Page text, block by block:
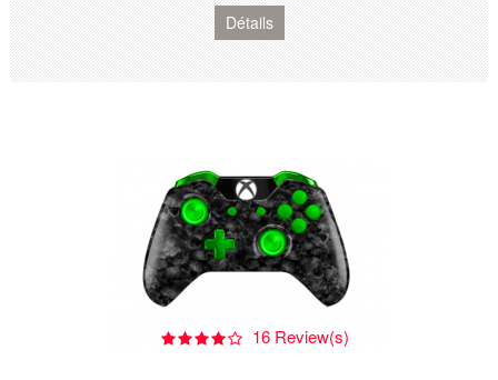
Détails
16 Review(s)